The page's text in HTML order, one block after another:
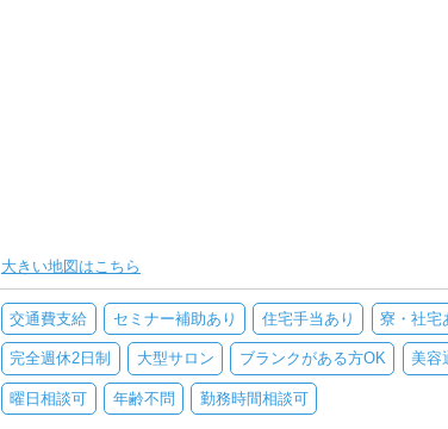
大きい地図はこちら
交通費支給 セミナー補助あり 住宅手当あり 寮・社宅
完全週休2日制 大型サロン ブランクがある方OK 美容
曜日相談可 年齢不問 勤務時間相談可